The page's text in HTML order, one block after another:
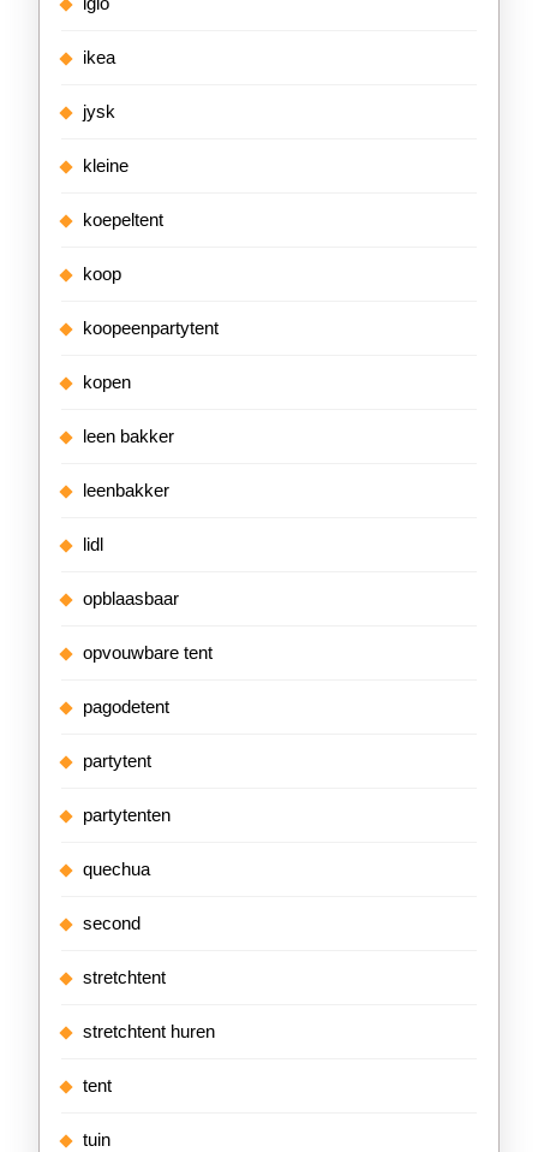
ikea
jysk
kleine
koepeltent
koop
koopeenpartytent
kopen
leen bakker
leenbakker
lidl
opblaasbaar
opvouwbare tent
pagodetent
partytent
partytenten
quechua
second
stretchtent
stretchtent huren
tent
tuin